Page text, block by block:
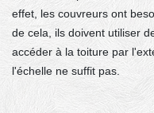
effet, les couvreurs ont
de cela, ils doivent utiliser
accéder à la toiture par
l'échelle ne suffit pas.